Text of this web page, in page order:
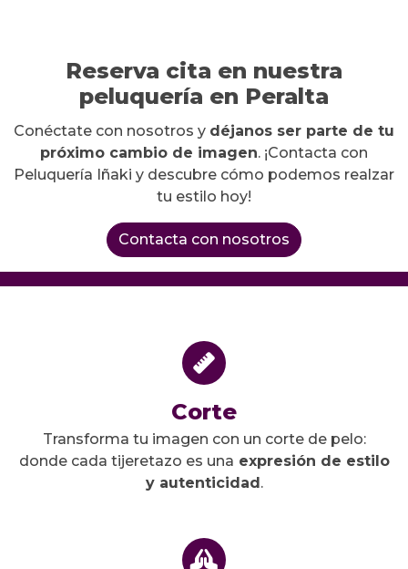
Reserva cita en nuestra
peluquería en Peralta
Conéctate con nosotros y déjanos ser parte de tu
próximo cambio de imagen. ¡Contacta con
Peluquería Iñaki y descubre cómo podemos realzar
tu estilo hoy!
Contacta con nosotros
Corte
Transforma tu imagen con un corte de pelo:
donde cada tijeretazo es una expresión de estilo
y autenticidad.